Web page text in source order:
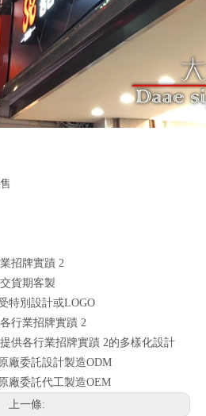
招牌實蹟 2
貨期客製
特別設計或LOGO
行業招牌實蹟 2
供各行業招牌實蹟 2的多樣化設計
廠委託設計製造ODM
廠委託代工製造OEM
上一條: